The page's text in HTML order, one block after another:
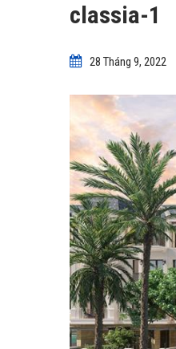
classia-1
28 Tháng 9, 2022